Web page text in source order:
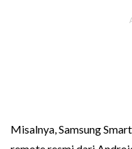
Misalnya, Samsung